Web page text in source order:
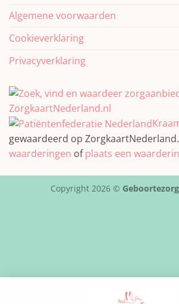
Algemene voorwaarden
Cookieverklaring
Privacyverklaring
gewaardeerd op ZorgkaartNederland.
waarderingen ofplaats een
Copyright 2026 ©